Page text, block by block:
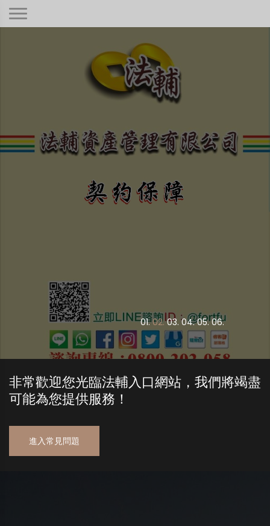
本公司秉持著合情合理合法、正規經
01. 02. 03. 04. 05. 06.
非常歡迎您光臨法輔入口網站，我們將竭盡
可能為您提供服務！
進入常見問題